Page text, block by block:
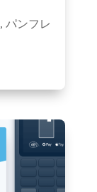
, パンフレ